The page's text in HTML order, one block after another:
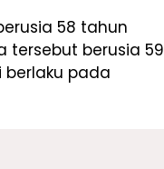
58 tahun
berusia 59
pada